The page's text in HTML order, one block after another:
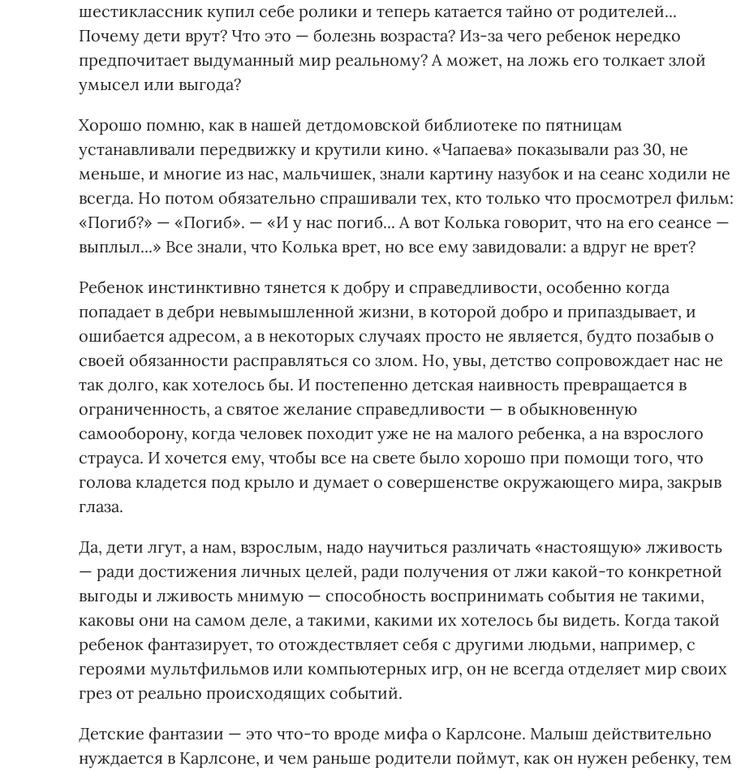
шестиклассник купил себе ролики и теперь катается тайно от родителей...
Почему дети врут? Что это — болезнь возраста? Из-за чего ребенок нередко
предпочитает выдуманный мир реальному? А может, на ложь его толкает злой
умысел или выгода?
Хорошо помню, как в нашей детдомовской библиотеке по пятницам
устанавливали передвижку и крутили кино. «Чапаева» показывали раз 30, не
меньше, и многие из нас, мальчишек, знали картину назубок и на сеанс ходили не
всегда. Но потом обязательно спрашивали тех, кто только что просмотрел фильм:
«Погиб?» — «Погиб». — «И у нас погиб... А вот Колька говорит, что на его сеансе —
выплыл...» Все знали, что Колька врет, но все ему завидовали: а вдруг не врет?
Ребенок инстинктивно тянется к добру и справедливости, особенно когда
попадает в дебри невымышленной жизни, в которой добро и припаздывает, и
ошибается адресом, а в некоторых случаях просто не является, будто позабыв о
своей обязанности расправляться со злом. Но, увы, детство сопровождает нас не
так долго, как хотелось бы. И постепенно детская наивность превращается в
ограниченность, а святое желание справедливости — в обыкновенную
самооборону, когда человек походит уже не на малого ребенка, а на взрослого
страуса. И хочется ему, чтобы все на свете было хорошо при помощи того, что
голова кладется под крыло и думает о совершенстве окружающего мира, закрыв
глаза.
Да, дети лгут, а нам, взрослым, надо научиться различать «настоящую» лживость
— ради достижения личных целей, ради получения от лжи какой-то конкретной
выгоды и лживость мнимую — способность воспринимать события не такими,
каковы они на самом деле, а такими, какими их хотелось бы видеть. Когда такой
ребенок фантазирует, то отождествляет себя с другими людьми, например, с
героями мультфильмов или компьютерных игр, он не всегда отделяет мир своих
грез от реально происходящих событий.
Детские фантазии — это что-то вроде мифа о Карлсоне. Малыш действительно
нуждается в Карлсоне, и чем раньше родители поймут, как он нужен ребенку, тем